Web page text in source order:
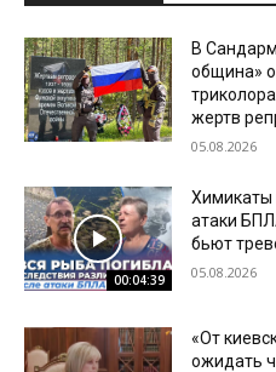
В
община»
жертв
05.08.2026
00:04:39
Химикаты
атаки
бьют
05.08.2026
«От
ожидать